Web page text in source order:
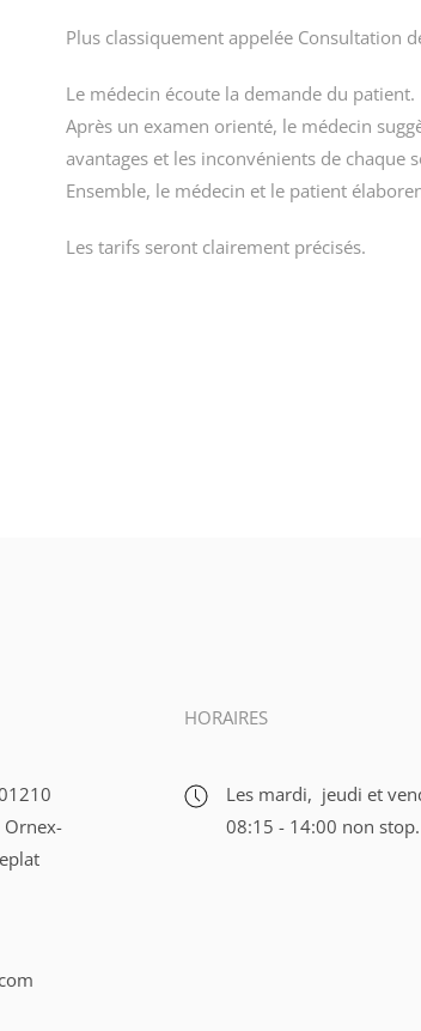
Plus classiquement appelée Consultation
Le médecin écoute la demande du patient.
Après un examen orienté, le médecin
avantages et les inconvénients de
Ensemble, le médecin et le patient
Les tarifs seront clairement précisés.
Ornex-
HORAIRES
Les mardi, jeudi et
08:15 - 14:00 non stop.